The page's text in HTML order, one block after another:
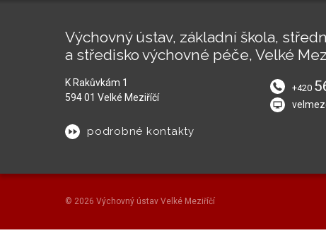
Výchovný ústav, základní škola,
a středisko výchovné péče, Velké
K Rakůvkám 1
594 01 Velké Meziříčí
+420
podrobné kontakty
© 2026 Výchovný ústav Velké Meziříčí